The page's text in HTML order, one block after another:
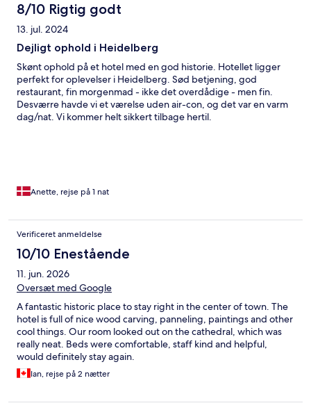
8/10 Rigtig godt
13. jul. 2024
Dejligt ophold i Heidelberg
Skønt ophold på et hotel med en god historie. Hotellet ligger
perfekt for oplevelser i Heidelberg. Sød betjening, god
restaurant, fin morgenmad - ikke det overdådige - men fin.
Desværre havde vi et værelse uden air-con, og det var en varm
dag/nat. Vi kommer helt sikkert tilbage hertil.
Anette, rejse på 1 nat
Verificeret anmeldelse
10/10 Enestående
11. jun. 2026
Oversæt med Google
A fantastic historic place to stay right in the center of town. The
hotel is full of nice wood carving, panneling, paintings and other
cool things. Our room looked out on the cathedral, which was
really neat. Beds were comfortable, staff kind and helpful,
would definitely stay again.
Ian, rejse på 2 nætter